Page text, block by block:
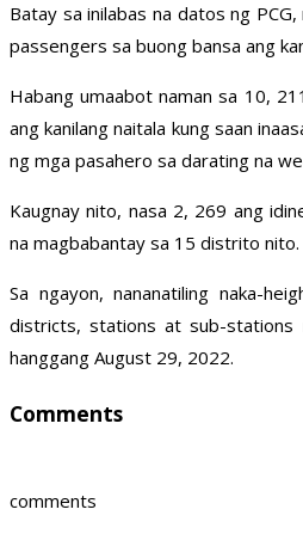
Batay sa inilabas na datos ng
passengers sa buong bansa ang
Habang umaabot naman sa 10,
ang kanilang naitala kung saan
ng mga pasahero sa darating na
Kaugnay nito, nasa 2, 269 ang
na magbabantay sa 15 distrito nito.
Sa ngayon, nananatiling naka-
districts, stations at sub-stations
hanggang August 29, 2022.
Comments
comments